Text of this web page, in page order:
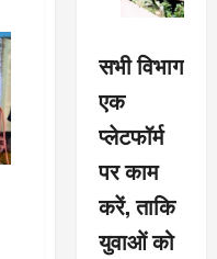
सभी विभाग
एक
प्लेटफॉर्म
पर काम
करें, ताकि
युवाओं को